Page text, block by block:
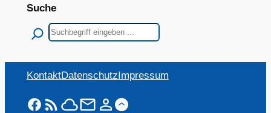
Suche
Suchen
KontaktDatenschutzImpressum